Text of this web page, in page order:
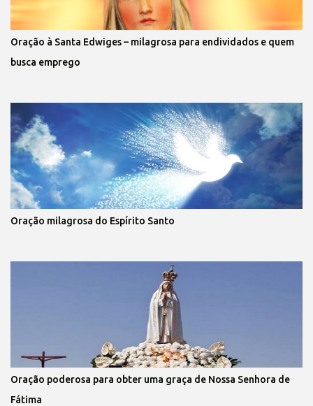
Oração à Santa Edwiges – milagrosa para endividados e quem
busca emprego
Oração milagrosa do Espírito Santo
Oração poderosa para obter uma graça de Nossa Senhora de
Fátima